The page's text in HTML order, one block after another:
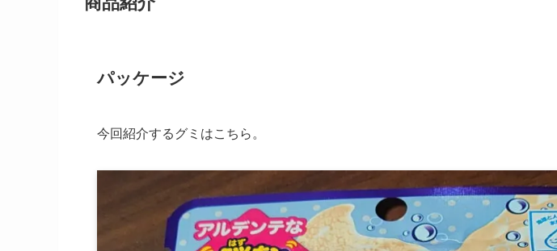
パッケージ
今回紹介するグミはこちら。